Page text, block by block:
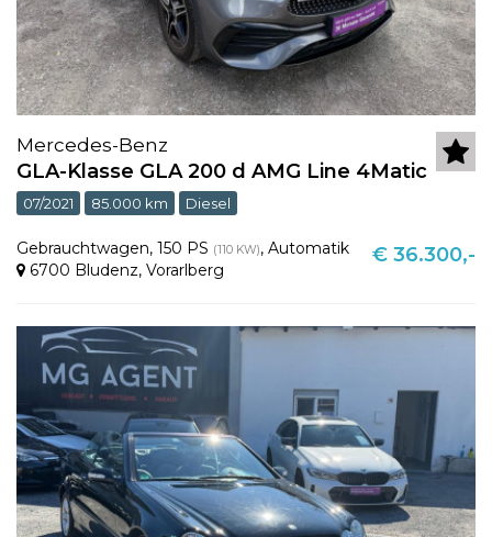
Mercedes-Benz
GLA-Klasse GLA 200 d AMG Line 4Matic
07/2021 85.000 km Diesel
Gebrauchtwagen, 150 PS (110 KW), Automatik
6700 Bludenz, Vorarlberg
€ 36.300,-